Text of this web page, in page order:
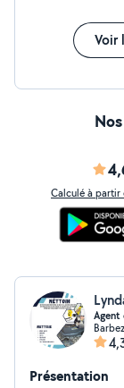
Voir
Calculé à partir
Agent
Présentation